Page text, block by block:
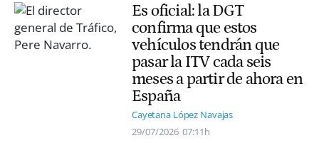
Es oficial: la DGT
confirma que estos
vehículos tendrán que
pasar la ITV cada seis
meses a partir de ahora en
España
Cayetana López Navajas
29/07/2026 07:11h